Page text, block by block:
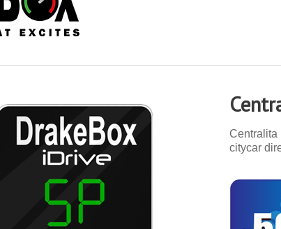
Centralita
citycar